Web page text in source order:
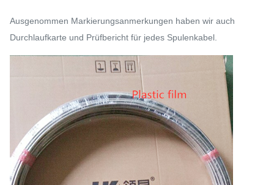
Ausgenommen Markierungsanmerkungen haben wir auch
Durchlaufkarte und Prüfbericht für jedes Spulenkabel.